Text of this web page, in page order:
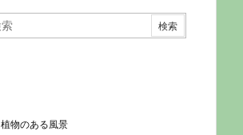
植物のある風景